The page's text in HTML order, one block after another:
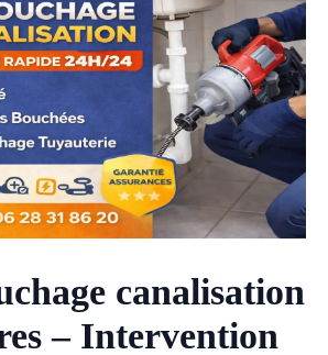
canalisation
– Intervention